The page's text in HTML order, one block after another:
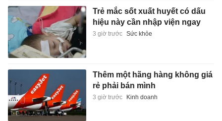
Trẻ mắc sốt xuất huyết có dấu
hiệu này cần nhập viện ngay
3 giờ trước Sức khỏe
Thêm một hãng hàng không giá
rẻ phải bán mình
3 giờ trước Kinh doanh